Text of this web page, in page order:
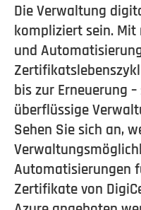
Die Verwaltung
kompliziert sein. Mit
und
bis zur Erneuerung
überflüssige
Sehen Sie sich an,
Automatisierungen
Zertifikate von